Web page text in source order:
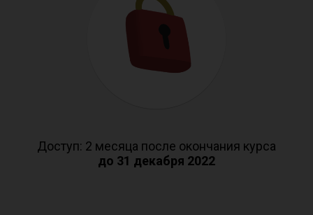
Доступ: 2 месяца после окончания курса
до 31 декабря 2022